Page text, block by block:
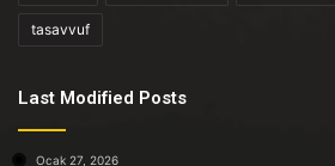
tasavvuf
Last Modified Posts
Ocak 27, 2026